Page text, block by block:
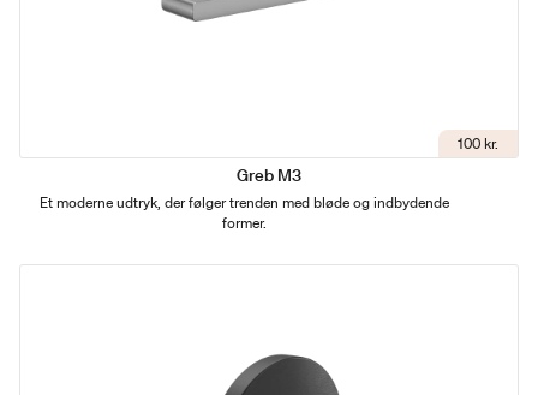
100 kr.
Greb M3
Et moderne udtryk, der følger trenden med bløde og indbydende
former.